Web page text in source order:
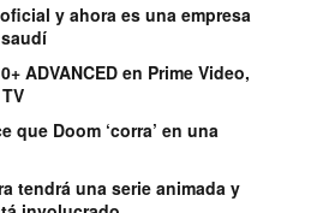
y ahora es una empresa
ADVANCED en Prime Video,
que Doom ‘corra’ en una
tendrá una serie animada y